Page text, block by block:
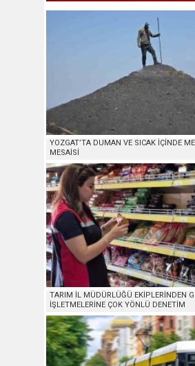
YOZGAT’TA DUMAN VE SICAK İÇİNDE
MESAİSİ
TARIM İL MÜDÜRLÜĞÜ EKİPLERİNDEN
İŞLETMELERİNE ÇOK YÖNLÜ DENETİM